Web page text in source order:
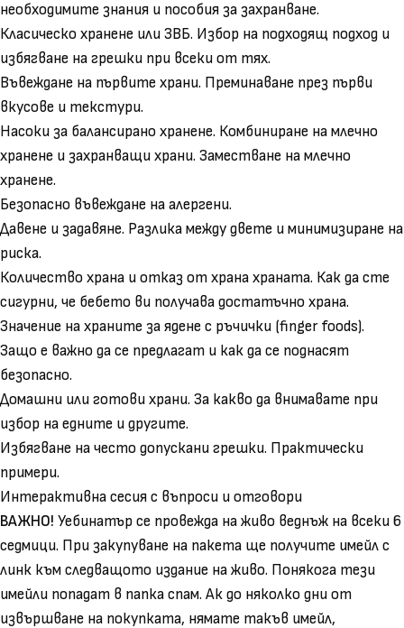
необходимите знания и пособия за захранване.
Класическо хранене или ЗВБ. Избор на подходящ подход и
избягване на грешки при всеки от тях.
Въвеждане на първите храни. Преминаване през първи
вкусове и текстури.
Насоки за балансирано хранене. Комбиниране на млечно
хранене и захранващи храни. Заместване на млечно
хранене.
Безопасно въвеждане на алергени.
Давене и задавяне. Разлика между двете и минимизиране на
риска.
Количество храна и отказ от храна храната. Как да сте
сигурни, че бебето ви получава достатъчно храна.
Значение на храните за ядене с ръчички (finger foods).
Защо е важно да се предлагат и как да се поднасят
безопасно.
Домашни или готови храни. За какво да внимавате при
избор на едните и другите.
Избягване на често допускани грешки. Практически
примери.
Интерактивна сесия с въпроси и отговори
ВАЖНО! Уебинатър се провежда на живо веднъж на всеки 6
седмици. При закупуване на пакета ще получите имейл с
линк към следващото издание на живо. Понякога тези
имейли попадат в папка спам. Ак до няколко дни от
извършване на покупката, нямате такъв имейл,